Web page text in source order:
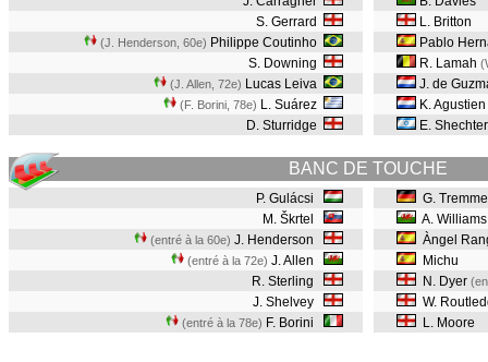
S. Gerrard
(J. Henderson, 60e) Philippe Coutinho
S. Downing
(J. Allen, 72e) Lucas Leiva
(F. Borini, 78e) L. Suárez
D. Sturridge
L. Britton
Pablo
R. Lamah
J. de
K. Agustien
E.
BANC DE TOUCHE
P. Gulácsi
M. Škrtel
(entré à la 60e) J. Henderson
(entré à la 72e) J. Allen
R. Sterling
J. Shelvey
(entré à la 78e) F. Borini
G.
A. Williams
Àngel
Michu
N. Dyer
W.
L. Moore